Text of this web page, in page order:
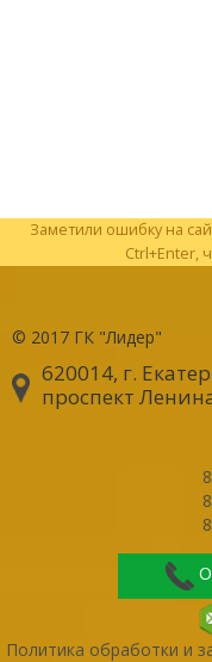
Заметили ошибку на
Ctrl+Enter,
© 2017 ГК "Лидер"
620014, г.
проспект
Политика обработки и